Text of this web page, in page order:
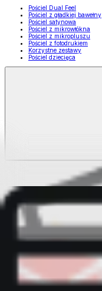
Pościel Dual Feel
Pościel z gładkiej bawełny
Pościel satynowa
Pościel z mikrowłókna
Pościel z mikropluszu
Pościel z fotodrukiem
Korzystne zestawy
Pościel dziecięca
Pokaż wszystko